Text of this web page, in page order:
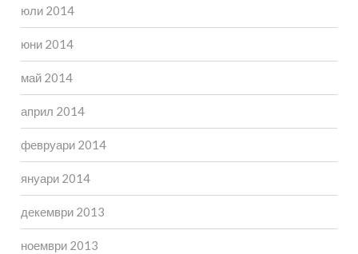
юли 2014
юни 2014
май 2014
април 2014
февруари 2014
януари 2014
декември 2013
ноември 2013